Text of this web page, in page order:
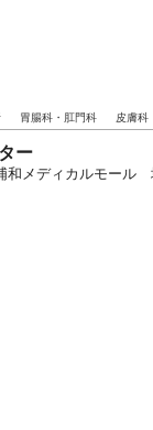
胃腸科・肛門科 皮膚科
ー
メディカルモール